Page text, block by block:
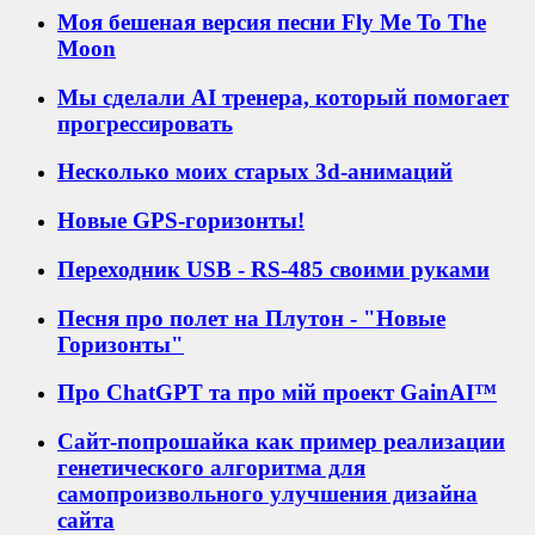
Моя бешеная версия песни Fly Me To The
Moon
Мы сделали AI тренера, который помогает
прогрессировать
Несколько моих старых 3d-анимаций
Новые GPS-горизонты!
Переходник USB - RS-485 своими руками
Песня про полет на Плутон - "Новые
Горизонты"
Про ChatGPT та про мій проект GainAI™
Сайт-попрошайка как пример реализации
генетического алгоритма для
самопроизвольного улучшения дизайна
сайта